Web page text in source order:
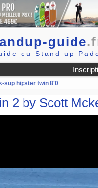
guide
du Stand up
sup hipster twin 8'0
2 by Scott